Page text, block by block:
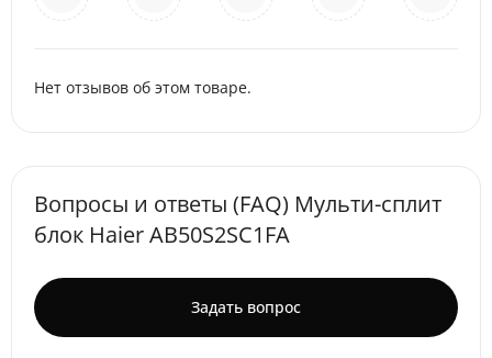
Нет отзывов об этом товаре.
Вопросы и ответы (FAQ) Мульти-сплит
блок Haier AB50S2SC1FA
Задать вопрос